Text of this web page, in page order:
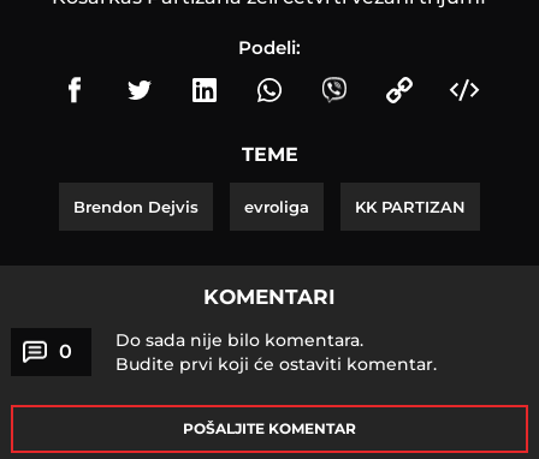
Podeli:
TEME
Brendon Dejvis evroliga KK PARTIZAN
KOMENTARI
0
Do sada nije bilo komentara.
Budite prvi koji će ostaviti komentar.
POŠALJITE KOMENTAR